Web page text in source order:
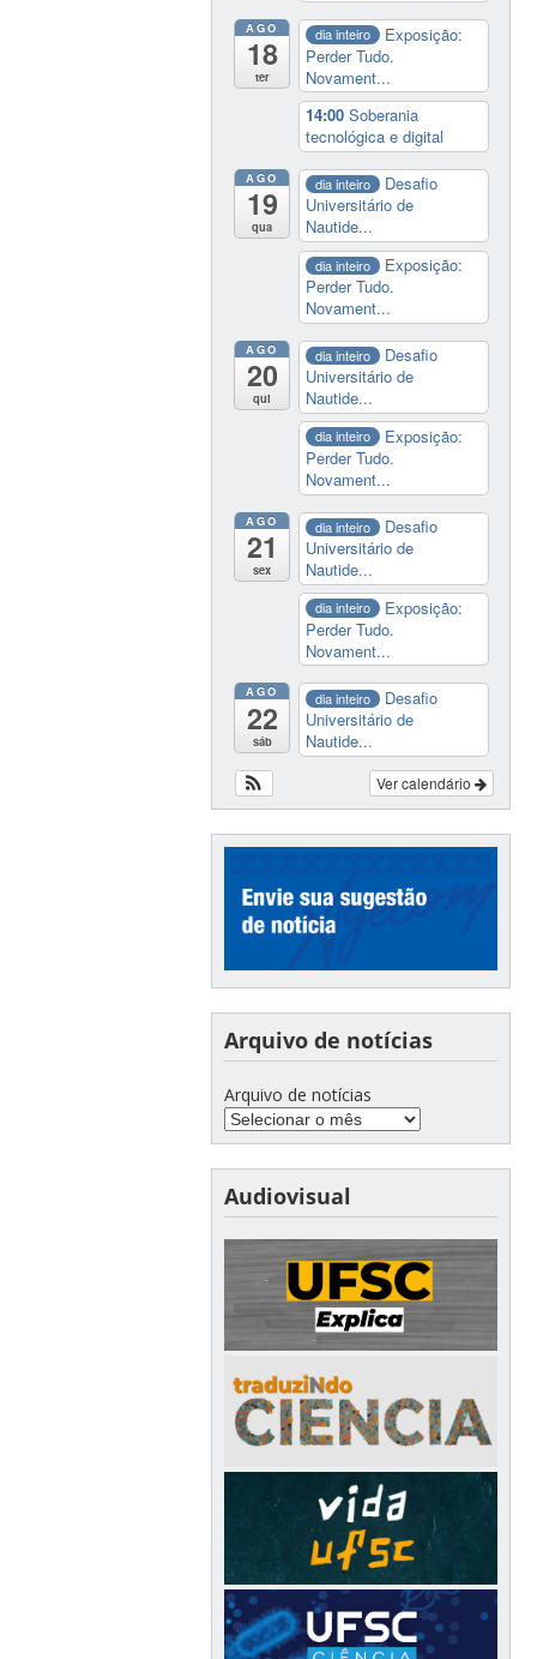
AGO
18
ter
dia inteiro
Exposição:
Perder Tudo.
Novament...
14:00Soberania
tecnológica e digital
AGO
19
qua
dia inteiro
Desafio
Universitário de
Nautide...
dia inteiro
Exposição:
Perder Tudo.
Novament...
AGO
20
qui
dia inteiro
Desafio
Universitário de
Nautide...
dia inteiro
Exposição:
Perder Tudo.
Novament...
AGO
21
sex
dia inteiro
Desafio
Universitário de
Nautide...
dia inteiro
Exposição:
Perder Tudo.
Novament...
AGO
22
sáb
dia inteiro
Desafio
Universitário de
Nautide...
Ver calendário
Arquivo de notícias
Arquivo de notícias
Audiovisual